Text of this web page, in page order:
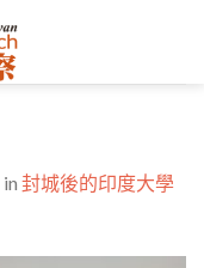
in 封城後的印度大學